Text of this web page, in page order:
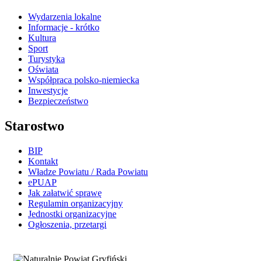
Wydarzenia lokalne
Informacje - krótko
Kultura
Sport
Turystyka
Oświata
Współpraca polsko-niemiecka
Inwestycje
Bezpieczeństwo
Starostwo
BIP
Kontakt
Władze Powiatu / Rada Powiatu
ePUAP
Jak załatwić sprawę
Regulamin organizacyjny
Jednostki organizacyjne
Ogłoszenia, przetargi